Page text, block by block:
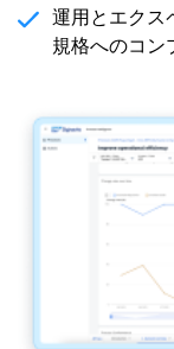
運用とエクス
規格へのコン